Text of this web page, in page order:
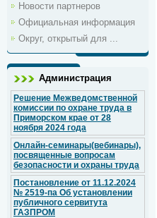
Новости партнеров
Официальная информация
Округ, открытый для ...
Администрация
Решение Межведомственной
комиссии по охране труда в
Приморском крае от 28
ноября 2024 года
Онлайн-семинары(вебинары),
посвященные вопросам
безопасности и охраны труда
Постановление от 11.12.2024
№ 2519-па Об установлении
публичного сервитута
ГАЗПРОМ